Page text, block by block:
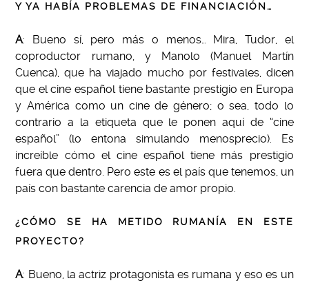
Y YA HABÍA PROBLEMAS DE FINANCIACIÓN…
A: Bueno sí, pero más o menos… Mira, Tudor, el
coproductor rumano, y Manolo (Manuel Martín
Cuenca), que ha viajado mucho por festivales, dicen
que el cine español tiene bastante prestigio en Europa
y América como un cine de género; o sea, todo lo
contrario a la etiqueta que le ponen aquí de “cine
español” (lo entona simulando menosprecio). Es
increíble cómo el cine español tiene más prestigio
fuera que dentro. Pero este es el país que tenemos, un
país con bastante carencia de amor propio.
¿CÓMO SE HA METIDO RUMANÍA EN ESTE
PROYECTO?
A: Bueno, la actriz protagonista es rumana y eso es un